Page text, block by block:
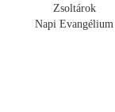
Zsoltárok
Napi Evangélium